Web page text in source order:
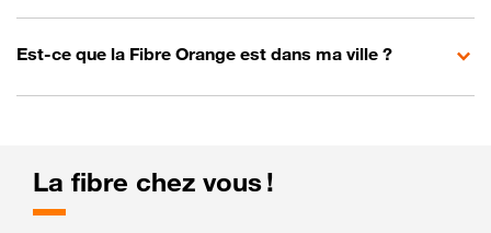
Est-ce que la Fibre Orange est dans ma ville ?
La fibre chez vous !